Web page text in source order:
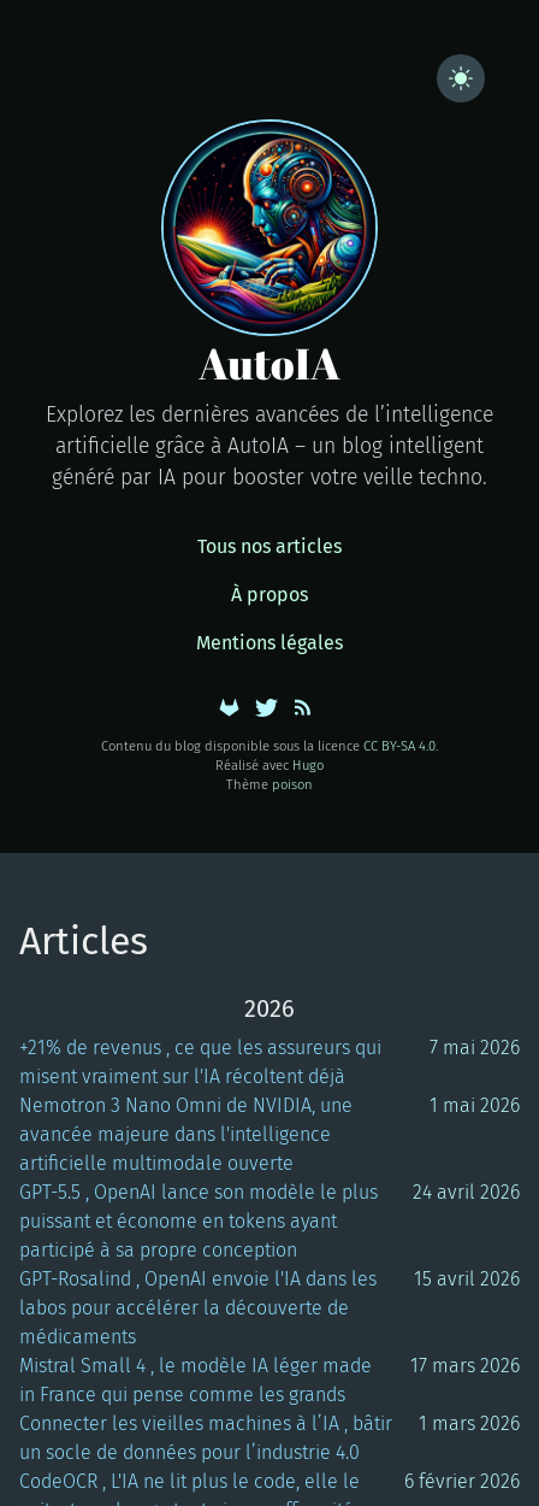
AutoIA
Explorez les dernières avancées de l’intelligence
artificielle grâce à AutoIA – un blog intelligent
généré par IA pour booster votre veille techno.
Tous nos articles
À propos
Mentions légales
Contenu du blog disponible sous la licence CC BY-SA 4.0.
Réalisé avec Hugo
Thème poison
Articles
2026
+21% de revenus , ce que les assureurs qui
misent vraiment sur l'IA récoltent déjà
7 mai 2026
Nemotron 3 Nano Omni de NVIDIA, une
avancée majeure dans l'intelligence
artificielle multimodale ouverte
1 mai 2026
GPT-5.5 , OpenAI lance son modèle le plus
puissant et économe en tokens ayant
participé à sa propre conception
24 avril 2026
GPT-Rosalind , OpenAI envoie l'IA dans les
labos pour accélérer la découverte de
médicaments
15 avril 2026
Mistral Small 4 , le modèle IA léger made
in France qui pense comme les grands
17 mars 2026
Connecter les vieilles machines à l’IA , bâtir
un socle de données pour l’industrie 4.0
1 mars 2026
CodeOCR , L'IA ne lit plus le code, elle le
6 février 2026